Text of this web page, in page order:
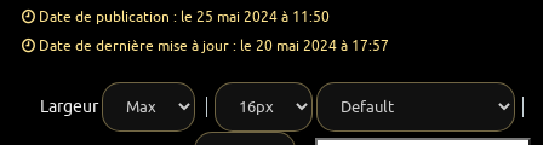
Date de publication : le 25 mai 2024 à 11:50
Date de dernière mise à jour : le 20 mai 2024 à 17:57
Largeur